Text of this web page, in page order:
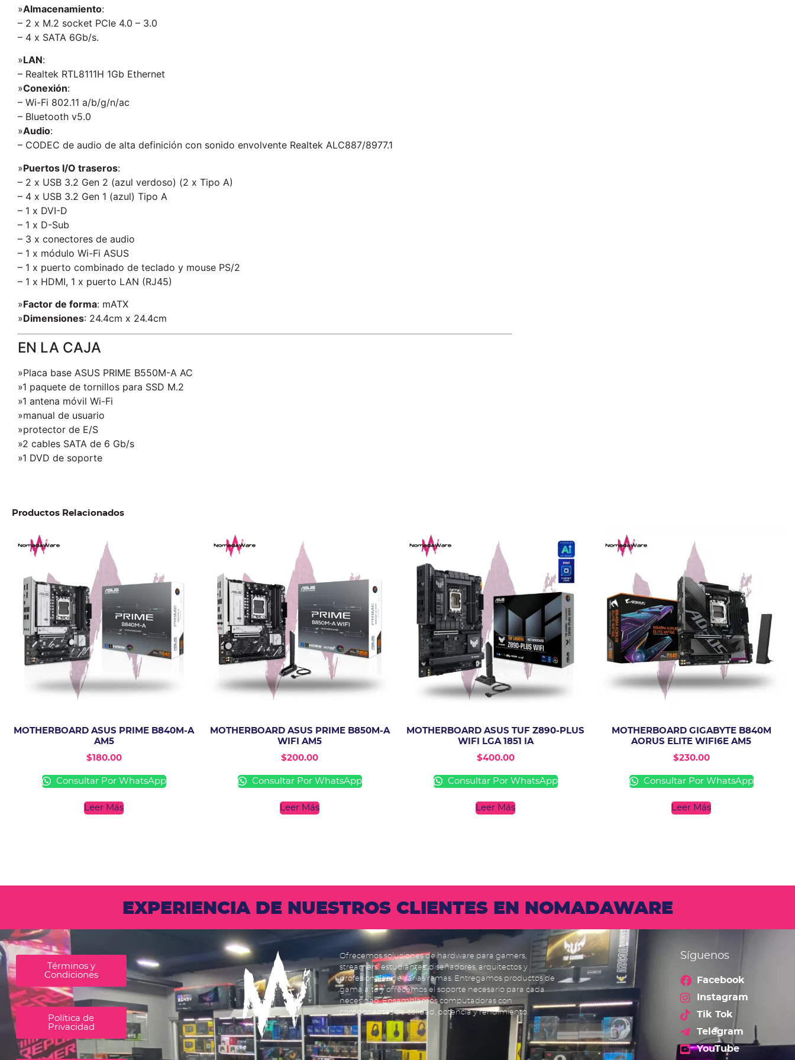
»Almacenamiento:
– 2 x M.2 socket PCIe 4.0 – 3.0
– 4 x SATA 6Gb/s.
»LAN:
– Realtek RTL8111H 1Gb Ethernet
»Conexión:
– Wi-Fi 802.11 a/b/g/n/ac
– Bluetooth v5.0
»Audio:
– CODEC de audio de alta definición con sonido envolvente Realtek ALC887/8977.1
»Puertos I/O traseros:
– 2 x USB 3.2 Gen 2 (azul verdoso) (2 x Tipo A)
– 4 x USB 3.2 Gen 1 (azul) Tipo A
– 1 x DVI-D
– 1 x D-Sub
– 3 x conectores de audio
– 1 x módulo Wi-Fi ASUS
– 1 x puerto combinado de teclado y mouse PS/2
– 1 x HDMI, 1 x puerto LAN (RJ45)
»Factor de forma: mATX
»Dimensiones: 24.4cm x 24.4cm
EN LA CAJA
»Placa base ASUS PRIME B550M-A AC
»1 paquete de tornillos para SSD M.2
»1 antena móvil Wi-Fi
»manual de usuario
»protector de E/S
»2 cables SATA de 6 Gb/s
»1 DVD de soporte
Productos Relacionados
MOTHERBOARD ASUS PRIME B840M-A
AM5
$180.00
Consultar Por WhatsApp
Leer Más
MOTHERBOARD ASUS PRIME B850M-A
WIFI AM5
$200.00
Consultar Por WhatsApp
Leer Más
MOTHERBOARD ASUS TUF Z890-PLUS
WIFI LGA 1851 IA
$400.00
Consultar Por WhatsApp
Leer Más
MOTHERBOARD GIGABYTE B840M
AORUS ELITE WIFI6E AM5
$230.00
Consultar Por WhatsApp
Leer Más
EXPERIENCIA DE NUESTROS CLIENTES EN NOMADAWARE
Términos y
Condiciones
Política de
Privacidad
Ofrecemos soluciones de hardware para gamers,
streamers, estudiantes, diseñadores, arquitectos y
profesionales de varias ramas. Entregamos productos de
gama alta y ofrecemos el soporte necesario para cada
necesidad. Ensamblamos computadoras con
componentes de calidad, potencia y rendimiento.
Síguenos
Facebook
Instagram
Tik Tok
Telegram
YouTube